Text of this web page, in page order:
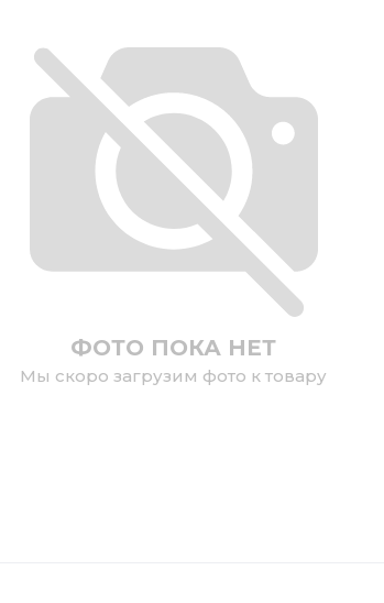
ФОТО ПОКА НЕТ
Мы скоро загрузим фото к товару